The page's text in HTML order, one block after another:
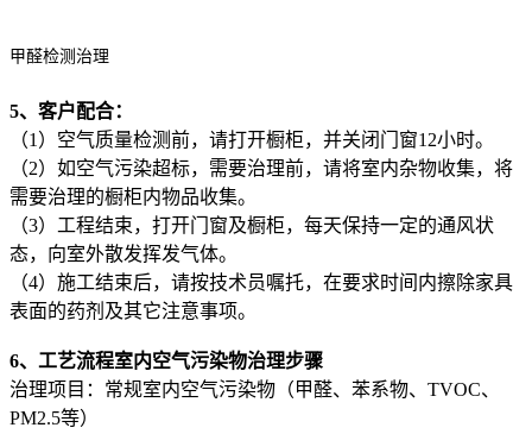
甲醛检测治理
5、客户配合：
（1）空气质量检测前，请打开橱柜，并关闭门窗12小时。
（2）如空气污染超标，需要治理前，请将室内杂物收集，将
需要治理的橱柜内物品收集。
（3）工程结束，打开门窗及橱柜，每天保持一定的通风状
态，向室外散发挥发气体。
（4）施工结束后，请按技术员嘱托，在要求时间内擦除家具
表面的药剂及其它注意事项。
6、工艺流程室内空气污染物治理步骤
治理项目：常规室内空气污染物（甲醛、苯系物、TVOC、
PM2.5等）